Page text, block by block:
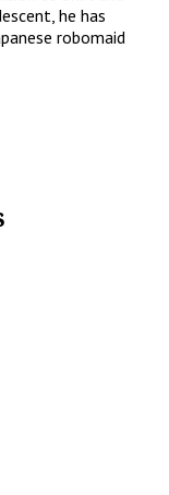
he has
robomaid